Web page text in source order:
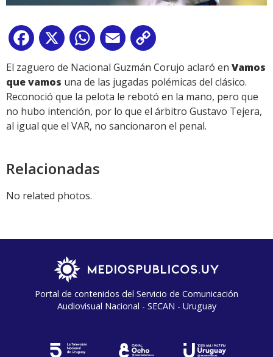
Facebook
X WhatsApp
Email
Link
El zaguero de Nacional Guzmán Corujo aclaró en Vamos
que vamos una de las jugadas polémicas del clásico.
Reconoció que la pelota le rebotó en la mano, pero que
no hubo intención, por lo que el árbitro Gustavo Tejera,
al igual que el VAR, no sancionaron el penal.
Relacionadas
No related photos.
Portal de contenidos del Servicio de Comunicación
Audiovisual Nacional - SECAN - Uruguay